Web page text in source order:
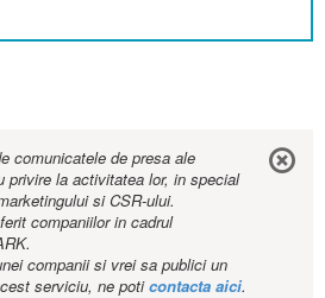
comunicatele de presa ale
privire la activitatea lor, in special
si CSR-ului.
companiilor in cadrul
companii si vrei sa publici un
serviciu, ne poticontacta aici.